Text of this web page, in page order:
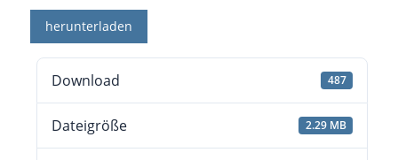
herunterladen
Download 487
Dateigröße 2.29 MB